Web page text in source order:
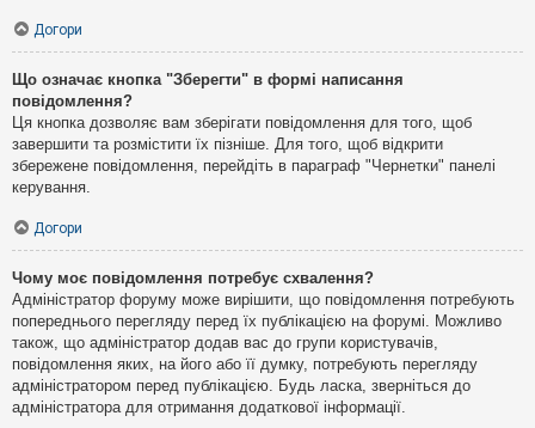
Догори
Що означає кнопка "Зберегти" в формі написання
повідомлення?
Ця кнопка дозволяє вам зберігати повідомлення для того, щоб
завершити та розмістити їх пізніше. Для того, щоб відкрити
збережене повідомлення, перейдіть в параграф "Чернетки" панелі
керування.
Догори
Чому моє повідомлення потребує схвалення?
Адміністратор форуму може вирішити, що повідомлення потребують
попереднього перегляду перед їх публікацією на форумі. Можливо
також, що адміністратор додав вас до групи користувачів,
повідомлення яких, на його або її думку, потребують перегляду
адміністратором перед публікацією. Будь ласка, зверніться до
адміністратора для отримання додаткової інформації.